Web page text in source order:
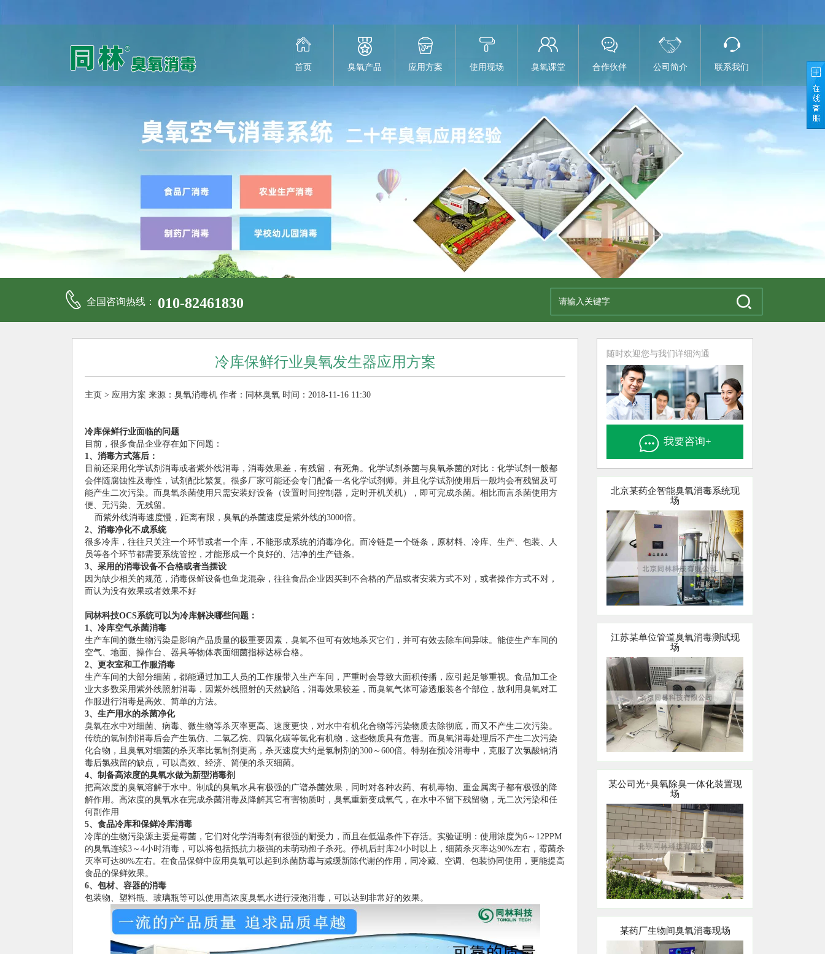
首页 臭氧产品 应用方案 使用现场 臭氧课堂 合作伙伴 公司简介 联系我们
全国咨询热线： 010-82461830
冷库保鲜行业臭氧发生器应用方案
主页 > 应用方案 来源： 臭氧消毒机 作者：同林臭氧 时间：2018-11-16 11:30
冷库保鲜行业面临的问题
目前，很多食品企业存在如下问题：
1、消毒方式落后：
目前还采用化学试剂消毒或者紫外线消毒，消毒效果差，有残留，有死角。化学试剂杀菌与臭氧杀菌的对比：化学试剂一般都
会伴随腐蚀性及毒性，试剂配比繁复。很多厂家可能还会专门配备一名化学试剂师。并且化学试剂使用后一般均会有残留及可
能产生二次污染。而臭氧杀菌使用只需安装好设备（设置时间控制器，定时开机关机），即可完成杀菌。相比而言杀菌使用方
便、无污染、无残留。
而紫外线消毒速度慢，距离有限，臭氧的杀菌速度是紫外线的3000倍。
2、消毒净化不成系统
很多冷库，往往只关注一个环节或者一个库，不能形成系统的消毒净化。而冷链是一个链条，原材料、冷库、生产、包装、人
员等各个环节都需要系统管控，才能形成一个良好的、洁净的生产链条。
3、采用的消毒设备不合格或者当摆设
因为缺少相关的规范，消毒保鲜设备也鱼龙混杂，往往食品企业因买到不合格的产品或者安装方式不对，或者操作方式不对，
而认为没有效果或者效果不好
同林科技OCS系统可以为冷库解决哪些问题：
1、冷库空气杀菌消毒
生产车间的微生物污染是影响产品质量的极重要因素，臭氧不但可有效地杀灭它们，并可有效去除车间异味。能使生产车间的
空气、地面、操作台、器具等物体表面细菌指标达标合格。
2、更衣室和工作服消毒
生产车间的大部分细菌，都能通过加工人员的工作服带入生产车间，严重时会导致大面积传播，应引起足够重视。食品加工企
业大多数采用紫外线照射消毒，因紫外线照射的天然缺陷，消毒效果较差，而臭氧气体可渗透服装各个部位，故利用臭氧对工
作服进行消毒是高效、简单的方法。
3、生产用水的杀菌净化
臭氧在水中对细菌、病毒、微生物等杀灭率更高、速度更快，对水中有机化合物等污染物质去除彻底，而又不产生二次污染。
传统的氯制剂消毒后会产生氯仿、二氯乙烷、四氯化碳等氯化有机物，这些物质具有危害。而臭氧消毒处理后不产生二次污染
化合物，且臭氧对细菌的杀灭率比氯制剂更高，杀灭速度大约是氯制剂的300～600倍。特别在预冷消毒中，克服了次氯酸钠消
毒后氯残留的缺点，可以高效、经济、简便的杀灭细菌。
4、制备高浓度的臭氧水做为新型消毒剂
把高浓度的臭氧溶解于水中。制成的臭氧水具有极强的广谱杀菌效果，同时对各种农药、有机毒物、重金属离子都有极强的降
解作用。高浓度的臭氧水在完成杀菌消毒及降解其它有害物质时，臭氧重新变成氧气，在水中不留下残留物，无二次污染和任
何副作用
5、食品冷库和保鲜冷库消毒
冷库的生物污染源主要是霉菌，它们对化学消毒剂有很强的耐受力，而且在低温条件下存活。实验证明：使用浓度为6～12PPM
的臭氧连续3～4小时消毒，可以将包括抵抗力极强的未萌动孢子杀死。停机后封库24小时以上，细菌杀灭率达90%左右，霉菌杀
灭率可达80%左右。在食品保鲜中应用臭氧可以起到杀菌防霉与减缓新陈代谢的作用，同冷藏、空调、包装协同使用，更能提高
食品的保鲜效果。
6、包材、容器的消毒
包装物、塑料瓶、玻璃瓶等可以使用高浓度臭氧水进行浸泡消毒，可以达到非常好的效果。
随时欢迎您与我们详细沟通
我要咨询+
北京某药企智能臭氧消毒系统现
场
江苏某单位管道臭氧消毒测试现
场
某公司光+臭氧除臭一体化装置现
场
某药厂生物间臭氧消毒现场